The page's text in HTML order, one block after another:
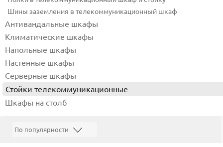
Шины заземления в телекоммуникационный шкаф
Антивандальные шкафы
Климатические шкафы
Напольные шкафы
Настенные шкафы
Серверные шкафы
Стойки телекоммуникационные
Шкафы на столб